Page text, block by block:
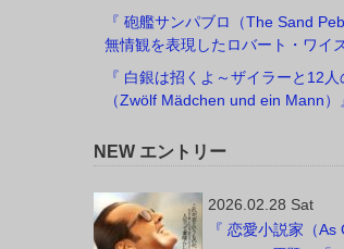
『 砲艦サンパブロ（The Sand
無情観を表現したロバート・ワイ
『 白銀は招くよ～ザイラーと12人
（Zwölf Mädchen und ein Mann）
NEW エントリー
2026.02.28 Sat
『 恋愛小説家（